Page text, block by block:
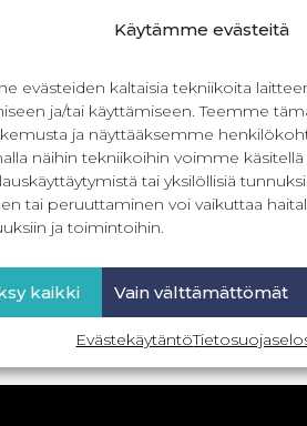
Käytämme evästeitä
evästeiden kaltaisia tekniikoita
ja/tai käyttämiseen. Teemme
ja näyttääksemme
näihin tekniikoihin voimme käsitellä
tai yksilöllisiä
tai peruuttaminen voi vaikuttaa
ja toimintoihin.
kaikki Vain välttämättömät
Evästekäytäntö